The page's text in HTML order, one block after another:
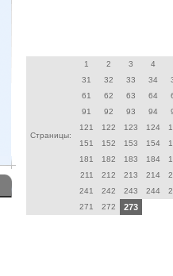
Страницы:
1 2 3
4
31
32 33 34
61
62 63 64
91
92 93 94
121
122 123 124
151
152 153 154
181
182 183 184
211
212 213 214
241
242 243 244
271
272 273